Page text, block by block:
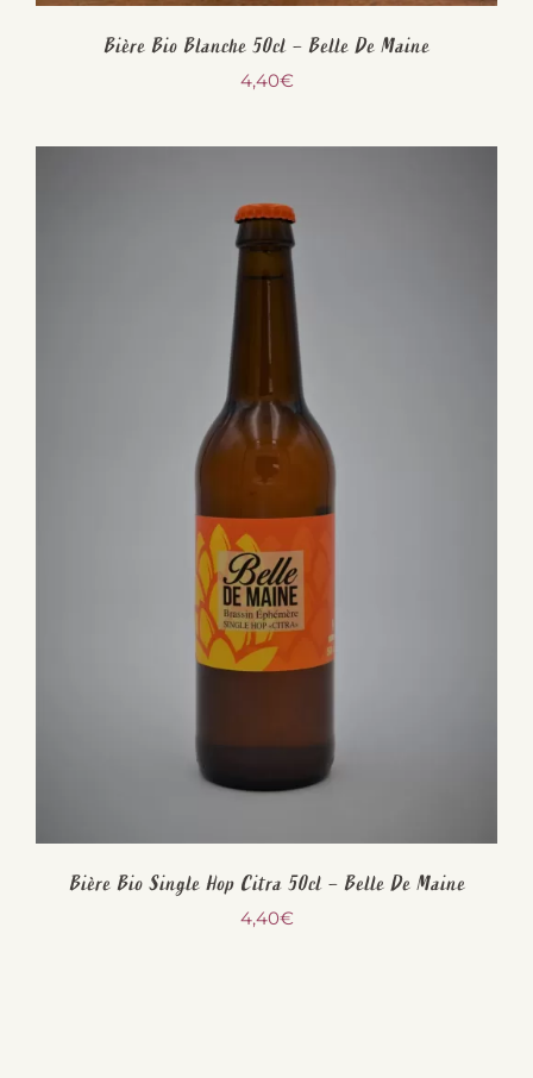
Bière Bio Blanche 50cl – Belle De Maine
4,40€
Bière Bio Single Hop Citra 50cl – Belle De Maine
4,40€